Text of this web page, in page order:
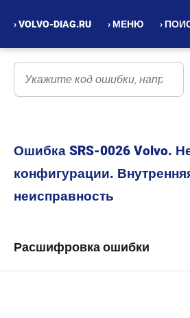
› VOLVO-DIAG.RU › МЕНЮ ›
Ошибка SRS-0026 Volvo.
конфигурации.
неисправность
Расшифровка ошибки